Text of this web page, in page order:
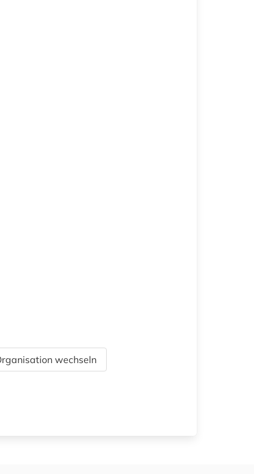
wechseln